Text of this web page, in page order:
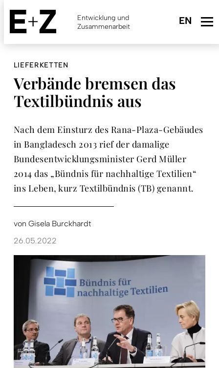
Skip
main
content
Entwicklung und
Zusammenarbeit
LIEFERKETTEN
Verbände bremsen das
Textilbündnis aus
Nach dem Einsturz des Rana-Plaza-Gebäudes
in Bangladesch 2013 rief der damalige
Bundesentwicklungsminister Gerd Müller
2014 das „Bündnis für nachhaltige Textilien“
ins Leben, kurz Textilbündnis (TB) genannt.
von Gisela Burckhardt
26.05.2022